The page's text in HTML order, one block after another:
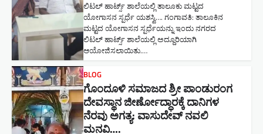
ಲಿಟಲ್ ಹಾರ್ಟ್ಸ್ ಶಾಲೆಯಲ್ಲಿ ತಾಲೂಕು ಮಟ್ಟದ
ಯೋಗಾಸನ ಸ್ಪರ್ಧೆ ಯಶಸ್ವಿ…. ಗಂಗಾವತಿ: ತಾಲೂಕಿನ
ಮಟ್ಟದ ಯೋಗಾಸನ ಸ್ಪರ್ಧೆಯನ್ನು ಇಂದು ನಗರದ
ಲಿಟಲ್ ಹಾರ್ಟ್ಸ್ ಶಾಲೆಯಲ್ಲಿ ಅದ್ದೂರಿಯಾಗಿ
ಆಯೋಜಿಸಲಾಯಿತು.…
BLOG
ಗೊಂದೂಳಿ ಸಮಾಜದ ಶ್ರೀ ಪಾಂಡುರಂಗ
ದೇವಸ್ಥಾನ ಜೀರ್ಣೋದ್ಧಾರಕ್ಕೆ ದಾನಿಗಳ
ನೆರವು ಅಗತ್ಯ: ವಾಸುದೇವ್ ನವಲಿ
ಮನವಿ​….